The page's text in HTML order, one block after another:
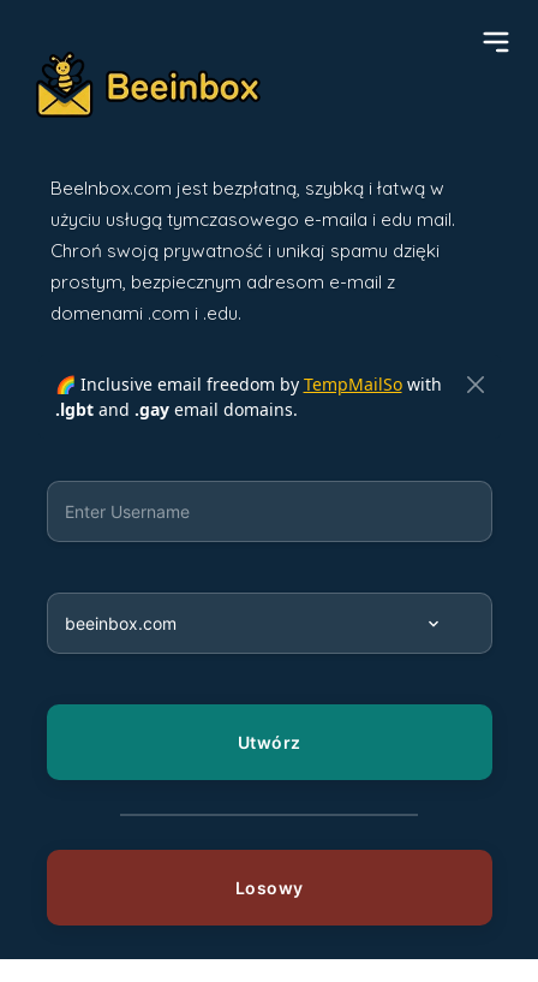
BeeInbox.com jest bezpłatną, szybką i łatwą w
użyciu usługą tymczasowego e-maila i edu mail.
Chroń swoją prywatność i unikaj spamu dzięki
prostym, bezpiecznym adresom e-mail z
domenami .com i .edu.
🌈 Inclusive email freedom by TempMailSowith
.lgbtand .gayemail domains.